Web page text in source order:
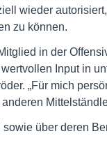
wieder
zu können.
in der
Input in
„Für mich
über deren